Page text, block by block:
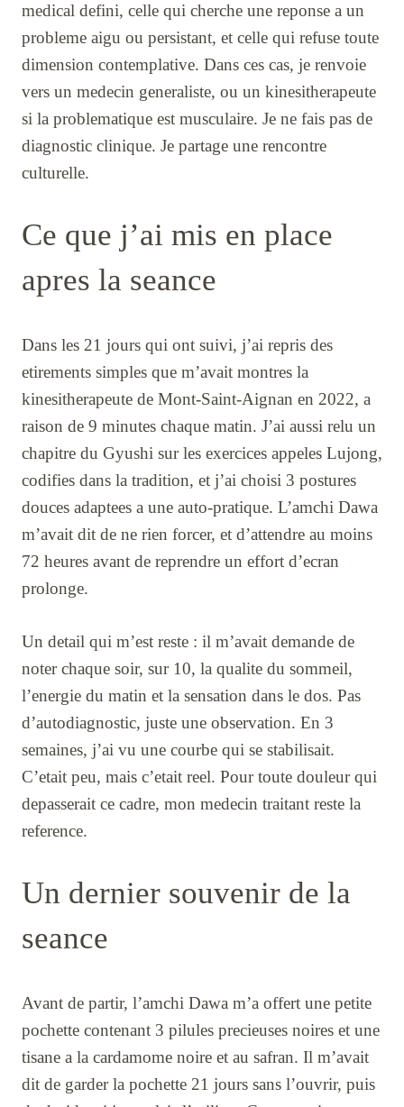
medical defini, celle qui cherche une reponse a un
probleme aigu ou persistant, et celle qui refuse toute
dimension contemplative. Dans ces cas, je renvoie
vers un medecin generaliste, ou un kinesitherapeute
si la problematique est musculaire. Je ne fais pas de
diagnostic clinique. Je partage une rencontre
culturelle.
Ce que j’ai mis en place
apres la seance
Dans les 21 jours qui ont suivi, j’ai repris des
etirements simples que m’avait montres la
kinesitherapeute de Mont-Saint-Aignan en 2022, a
raison de 9 minutes chaque matin. J’ai aussi relu un
chapitre du Gyushi sur les exercices appeles Lujong,
codifies dans la tradition, et j’ai choisi 3 postures
douces adaptees a une auto-pratique. L’amchi Dawa
m’avait dit de ne rien forcer, et d’attendre au moins
72 heures avant de reprendre un effort d’ecran
prolonge.
Un detail qui m’est reste : il m’avait demande de
noter chaque soir, sur 10, la qualite du sommeil,
l’energie du matin et la sensation dans le dos. Pas
d’autodiagnostic, juste une observation. En 3
semaines, j’ai vu une courbe qui se stabilisait.
C’etait peu, mais c’etait reel. Pour toute douleur qui
depasserait ce cadre, mon medecin traitant reste la
reference.
Un dernier souvenir de la
seance
Avant de partir, l’amchi Dawa m’a offert une petite
pochette contenant 3 pilules precieuses noires et une
tisane a la cardamome noire et au safran. Il m’avait
dit de garder la pochette 21 jours sans l’ouvrir, puis